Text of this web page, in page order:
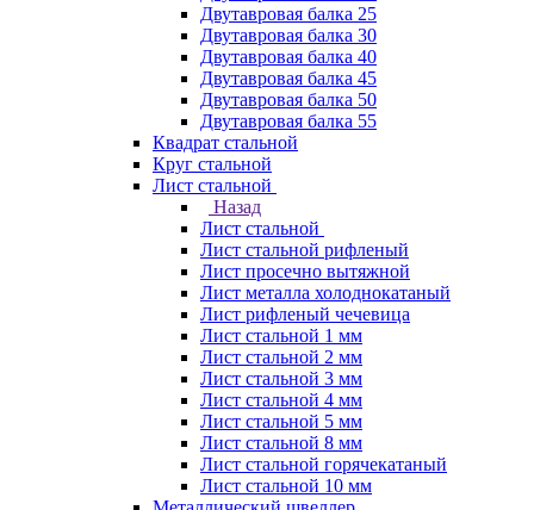
Двутавровая балка 25
Двутавровая балка 30
Двутавровая балка 40
Двутавровая балка 45
Двутавровая балка 50
Двутавровая балка 55
Квадрат стальной
Круг стальной
Лист стальной
Назад
Лист стальной
Лист стальной рифленый
Лист просечно вытяжной
Лист металла холоднокатаный
Лист рифленый чечевица
Лист стальной 1 мм
Лист стальной 2 мм
Лист стальной 3 мм
Лист стальной 4 мм
Лист стальной 5 мм
Лист стальной 8 мм
Лист стальной горячекатаный
Лист стальной 10 мм